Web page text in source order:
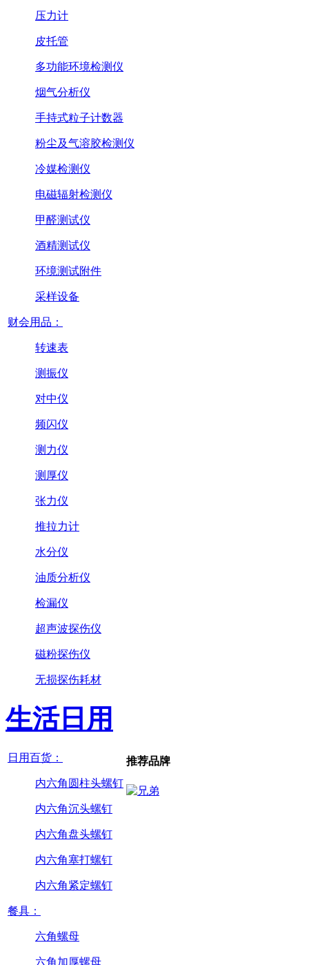
压力计
皮托管
多功能环境检测仪
烟气分析仪
手持式粒子计数器
粉尘及气溶胶检测仪
冷媒检测仪
电磁辐射检测仪
甲醛测试仪
酒精测试仪
环境测试附件
采样设备
财会用品：
转速表
测振仪
对中仪
频闪仪
测力仪
测厚仪
张力仪
推拉力计
水分仪
油质分析仪
检漏仪
超声波探伤仪
磁粉探伤仪
无损探伤耗材
生活日用
日用百货：
内六角圆柱头螺钉
内六角沉头螺钉
内六角盘头螺钉
内六角塞打螺钉
内六角紧定螺钉
餐具：
六角螺母
六角加厚螺母
推荐品牌